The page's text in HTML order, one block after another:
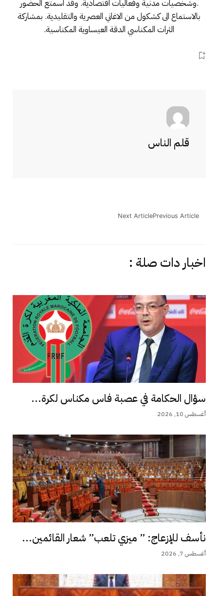
.وشخصيات مدنية وفعاليات اقتصادية. وقد اسمتع الحضور
بالاستماع الى كشكول من الاغاني العصرية والتقليدية. بمشاركة
الثرات المكناسي الدقة العيساوية المكناسية.
قلم الناس
Previous Article
Next Article
اخبار دات صلة :
سؤال الحكامة في عصبة فاس مكناس لكرة...
أغسطس 10, 2026
نأسف للإزعاج: ” ميزي تلعب” شعار القائمين...
أغسطس 7, 2026